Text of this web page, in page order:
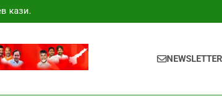
казино
NEWSLETTER